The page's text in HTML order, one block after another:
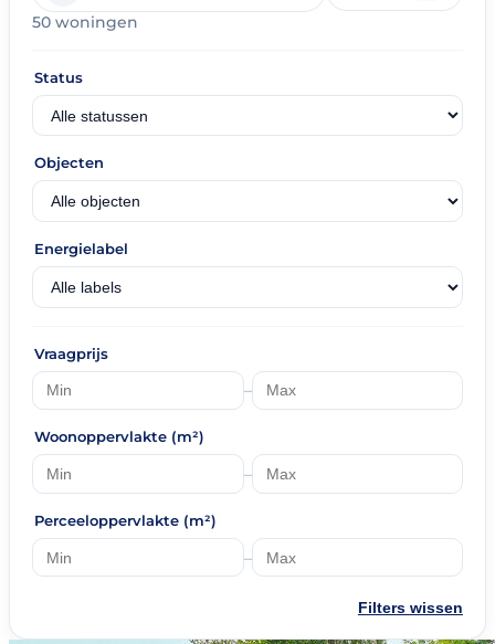
50 woningen
Status
Objecten
Energielabel
Vraagprijs
–
Woonoppervlakte (m²)
–
Perceeloppervlakte (m²)
–
Filters wissen